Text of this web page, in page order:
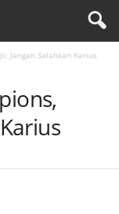
Jangan Salahkan Karius